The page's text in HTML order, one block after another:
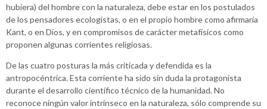
hubiera) del hombre con la naturaleza, debe estar en los postulados
de los pensadores ecologistas, o en el propio hombre como afirmaría
Kant, o en Dios, y en compromisos de carácter metafísicos como
proponen algunas corrientes religiosas.
De las cuatro posturas la más criticada y defendida es la
antropocéntrica. Esta corriente ha sido sin duda la protagonista
durante el desarrollo científico técnico de la humanidad. No
reconoce ningún valor intrínseco en la naturaleza, sólo comprende su